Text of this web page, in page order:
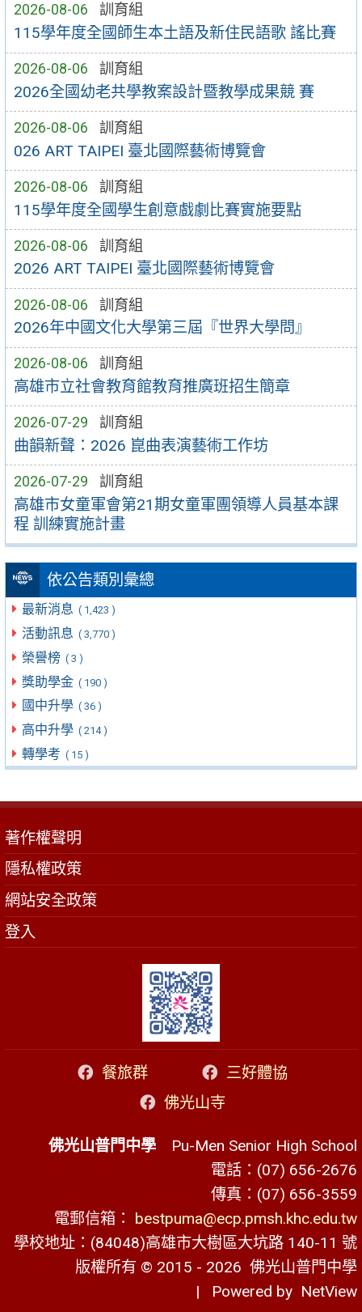
2026-08-06 訓育組
115學年度全國師生本土語及新住民語歌 謠比賽
2026-08-06 訓育組
2026全國幼老共學教案設計暨教學成果競 賽
2026-08-06 訓育組
026 ART TAIPEI 臺北國際藝術博覽會
2026-08-06 訓育組
115學年度全國學生創意戲劇比賽實施要點
2026-08-06 訓育組
2026 ART TAIPEI 臺北國際藝術博覽會
2026-08-06 訓育組
2026年中國文化大學第三屆『世界大學問』
2026-08-06 訓育組
高雄市立社會教育館教育推廣班招生簡章
2026-07-29 訓育組
曲韻新聲：2026 崑曲表演藝術工作坊
2026-07-29 訓育組
高雄市女童軍會第21期女童軍團領導人員基本課
程 訓練實施計畫
依公告類別彙總
最新消息 ( 1,423 )
活動訊息 ( 3,770 )
榮譽榜 ( 3 )
獎助學金 ( 190 )
國中升學 ( 36 )
高中升學 ( 214 )
轉學考 ( 15 )
著作權聲明
隱私權政策
網站安全政策
登入
餐旅群
三好體協
佛光山寺
佛光山普門中學 Pu-Men Senior High School
電話：(07) 656-2676
傳真：(07) 656-3559
電郵信箱： bestpuma@ecp.pmsh.khc.edu.tw
學校地址：(84048)高雄市大樹區大坑路 140-11 號
版權所有 © 2015 - 2026 佛光山普門中學
| Powered by NetView